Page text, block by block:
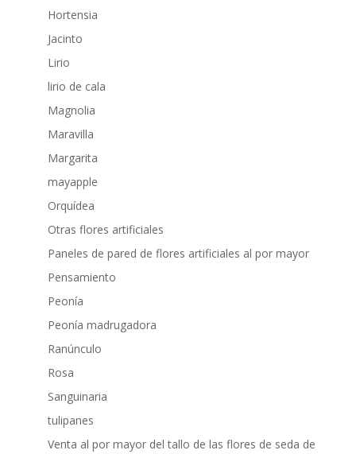
Hortensia
Jacinto
Lirio
lirio de cala
Magnolia
Maravilla
Margarita
mayapple
Orquídea
Otras flores artificiales
Paneles de pared de flores artificiales al por mayor
Pensamiento
Peonía
Peonía madrugadora
Ranúnculo
Rosa
Sanguinaria
tulipanes
Venta al por mayor del tallo de las flores de seda de